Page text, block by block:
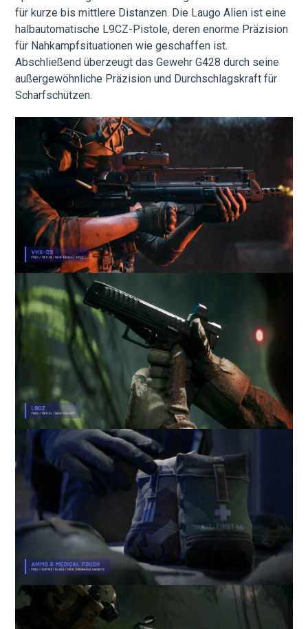
für kurze bis mittlere Distanzen. Die Laugo Alien ist eine
halbautomatische L9CZ-Pistole, deren enorme Präzision
für Nahkampfsituationen wie geschaffen ist.
Abschließend überzeugt das Gewehr G428 durch seine
außergewöhnliche Präzision und Durchschlagskraft für
Scharfschützen.